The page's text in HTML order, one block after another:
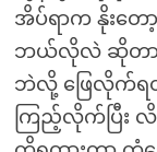
အိပ်ရာက နိုးတေ
ဘယ်လိုလဲ ဆိုတာကို
ဘဲလို့ ဖြေလိုက်ရ
ကြည့်လိုက်ပြီး လိ